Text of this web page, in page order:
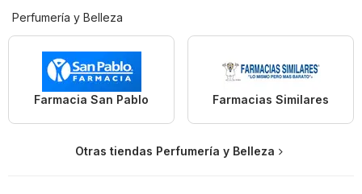
Perfumería y Belleza
Farmacia San Pablo Farmacias Similares
Otras tiendas Perfumería y Belleza